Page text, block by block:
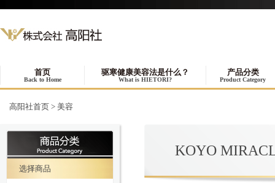
首页
Back to Home
驱寒健康美容法是什么？
What is HIETORI?
产品分类
Product Category
高阳社首页 > 美容
选择商品
KOYO